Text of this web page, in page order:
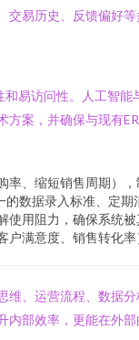
易历史、反馈偏
易访问性。人工智
案，并确保与现有
率、缩短销售周期）
数据录入标准、定期
用阻力，确保系统被
满意度、销售转化率
、运营流程、数
部效率，更能在外